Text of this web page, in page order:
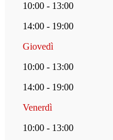
10:00 - 13:00
14:00 - 19:00
Giovedì
10:00 - 13:00
14:00 - 19:00
Venerdì
10:00 - 13:00